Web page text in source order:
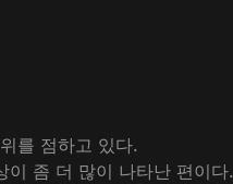
를 점하고 있다.
이 좀 더 많이 나타난 편이다.